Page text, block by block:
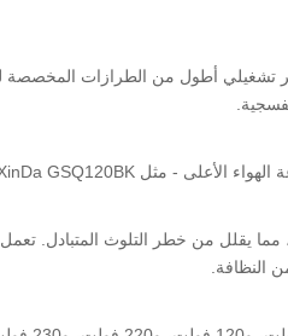
تشغيلي أطول من الطرازات المخصصة